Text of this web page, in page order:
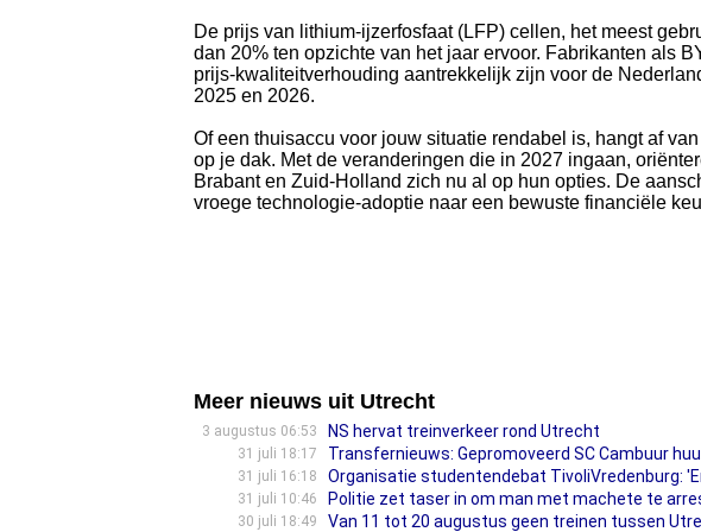
De prijs van lithium-ijzerfosfaat (LFP) cellen, het meest
dan 20% ten opzichte van het jaar ervoor. Fabrikanten als
prijs-kwaliteitverhouding aantrekkelijk zijn voor de
2025 en 2026.
Of een thuisaccu voor jouw situatie rendabel is, hangt af
op je dak. Met de veranderingen die in 2027 ingaan,
Brabant en Zuid-Holland zich nu al op hun opties. De
vroege technologie-adoptie naar een bewuste financiële
Meer nieuws uit Utrecht
3 augustus 06:53 NS hervat treinverkeer rond Utrecht
31 juli 18:17 Transfernieuws: Gepromoveerd SC Cambuur
31 juli 16:18 Organisatie studentendebat TivoliVredenburg:
31 juli 10:46 Politie zet taser in om man met machete te
30 juli 18:49 Van 11 tot 20 augustus geen treinen tussen